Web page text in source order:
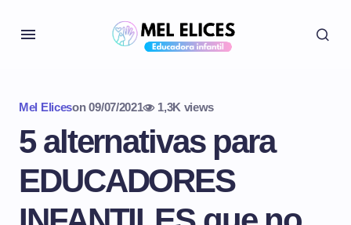
Mel Eliceson 09/07/2021 1,3K views
5 alternativas para
EDUCADORES